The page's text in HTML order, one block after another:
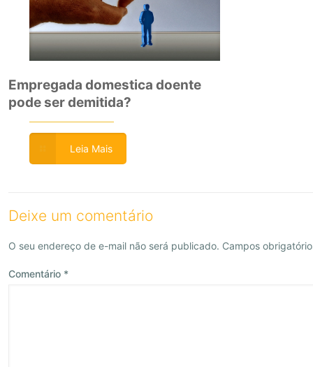
Empregada domestica doente
pode ser demitida?
Leia Mais
Deixe um comentário
O seu endereço de e-mail não será publicado. Campos
Comentário *